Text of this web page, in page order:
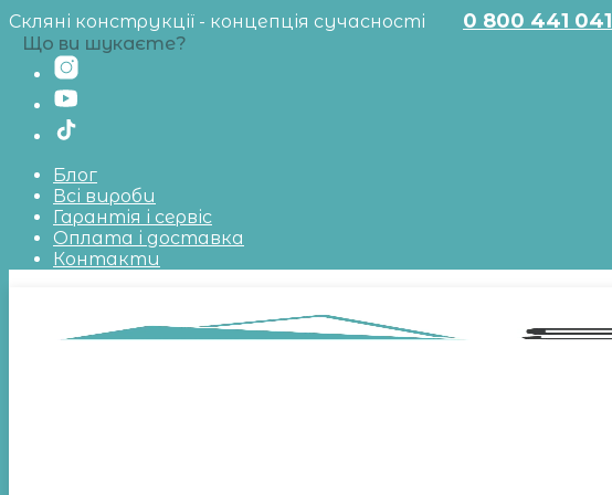
Скляні конструкції - концепція сучасності 0 800 441 041
Блог
Всі вироби
Гарантія і сервіс
Оплата і доставка
Контакти
Що ви шукаєте?